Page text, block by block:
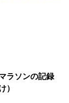
ラソンの記録
）